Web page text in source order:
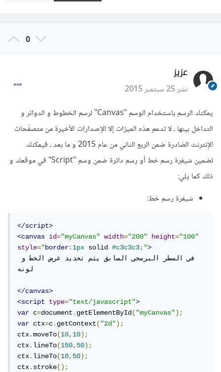
0
عزيز
نشر25 سبتمبر 2015
يمكنك الرسم باستخدام الوسم "Canvas" لرسم الخطوط و الدوائر و
التداخل بينها ، لا تدعم هذه الميزات إلا الإصدارات الأخيرة من متصفّحات
الإنترنت الصّادرة ضمن الربع الثاني من عام 2015 و ما بعد ، فيمكنك
تضمين شيفرة رسم خط أو رسم دائرة ضمن وسم "Script" في موقعك و
ذلك كما يلي:
شيفرة رسم خط:
</script>
<canvas
id="myCanvas" width="200" height="100"
style="border:1px solid #c3c3c3;">
في السطر البرمجي السابق يتم تحديد عرض الخط و
لونه
</canvas>
<script
type="text/javascript">
var c=document.getElementById("myCanvas");
var ctx=c.getContext("2d");
ctx.moveTo(10,10);
ctx.lineTo(150,50);
ctx.lineTo(10,50);
ctx.stroke();